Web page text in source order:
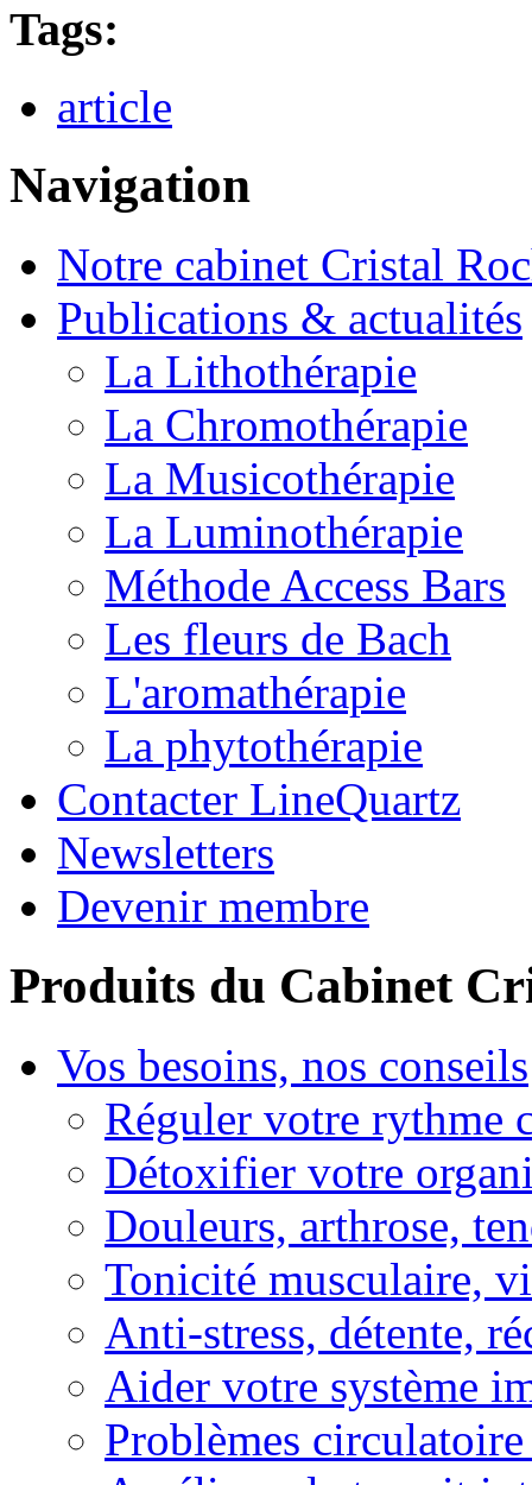
Tags:
article
Navigation
Notre cabinet Cristal
Publications & actualités
La Lithothérapie
La Chromothérapie
La Musicothérapie
La Luminothérapie
Méthode Access Bars
Les fleurs de Bach
L'aromathérapie
La phytothérapie
Contacter LineQuartz
Newsletters
Devenir membre
Produits du Cabinet
Vos besoins, nos conseils
Réguler votre rythme
Détoxifier votre
Douleurs, arthrose,
Tonicité musculaire,
Anti-stress, détente,
Aider votre système
Problèmes